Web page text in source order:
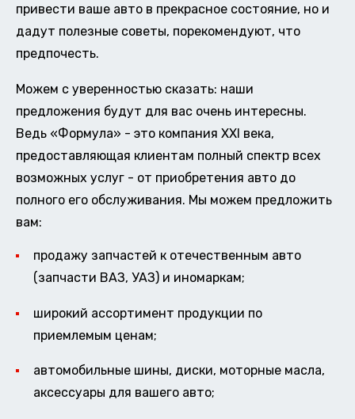
привести ваше авто в прекрасное состояние, но и
дадут полезные советы, порекомендуют, что
предпочесть.
Можем с уверенностью сказать: наши
предложения будут для вас очень интересны.
Ведь «Формула» - это компания XXI века,
предоставляющая клиентам полный спектр всех
возможных услуг - от приобретения авто до
полного его обслуживания. Мы можем предложить
вам:
продажу запчастей к отечественным авто
(запчасти ВАЗ, УАЗ) и иномаркам;
широкий ассортимент продукции по
приемлемым ценам;
автомобильные шины, диски, моторные масла,
аксессуары для вашего авто;